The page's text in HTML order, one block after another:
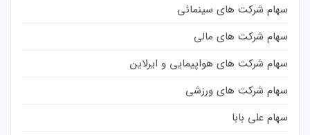
سهام شرکت های سینمائی
سهام شرکت های مالی
سهام شرکت های هواپیمایی و ایرلاین
سهام شرکت های ورزشی
سهام علی بابا